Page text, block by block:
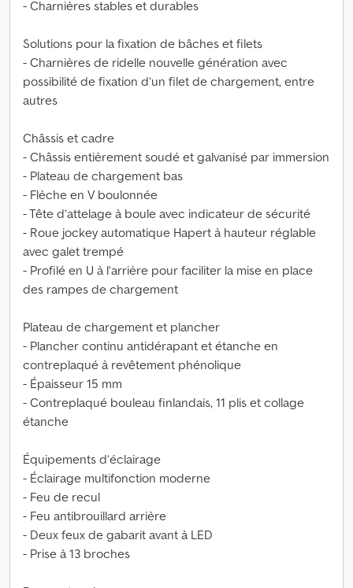
- Charnières stables et durables
Solutions pour la fixation de bâches et filets
- Charnières de ridelle nouvelle génération avec
possibilité de fixation d’un filet de chargement, entre
autres
Châssis et cadre
- Châssis entièrement soudé et galvanisé par immersion
- Plateau de chargement bas
- Flèche en V boulonnée
- Tête d’attelage à boule avec indicateur de sécurité
- Roue jockey automatique Hapert à hauteur réglable
avec galet trempé
- Profilé en U à l’arrière pour faciliter la mise en place
des rampes de chargement
Plateau de chargement et plancher
- Plancher continu antidérapant et étanche en
contreplaqué à revêtement phénolique
- Épaisseur 15 mm
- Contreplaqué bouleau finlandais, 11 plis et collage
étanche
Équipements d’éclairage
- Éclairage multifonction moderne
- Feu de recul
- Feu antibrouillard arrière
- Deux feux de gabarit avant à LED
- Prise à 13 broches